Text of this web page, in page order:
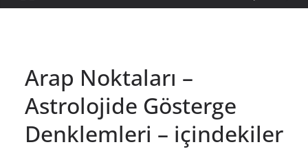
Arap Noktaları –
Astrolojide Gösterge
Denklemleri – içindekiler